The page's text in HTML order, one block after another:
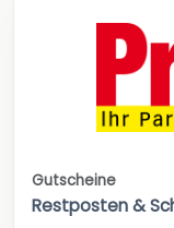
Gutscheine
Restposten &